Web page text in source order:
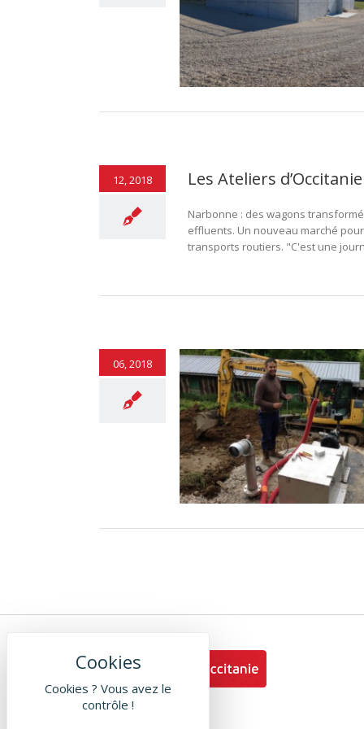
Cookies ? Vous avez le
contrôle !
12, 2018 Les Ateliers
Narbonne : des wagons
effluents. Un nouveau marché
transports routiers. "C'est une
06, 2018